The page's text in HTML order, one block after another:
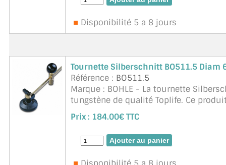
Disponibilité 5 a 8 jours
Tournette Silberschnitt BO511.5 Diam
Référence : BO511.5
Marque : BOHLE - La tournette
tungstène de qualité Toplife. Ce
améliorée, même pour les petit ...
Prix : 184.00€ TTC